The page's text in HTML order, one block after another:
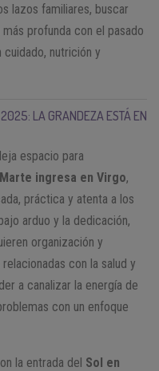
lazos familiares, buscar
profunda con el pasado
nutrición y
LA GRANDEZA ESTÁ EN
espacio para
Marte ingresa en Virgo,
práctica y atenta a los
arduo y la dedicación,
organización y
con la salud y
a canalizar la energía de
con un enfoque
la entrada del Sol en